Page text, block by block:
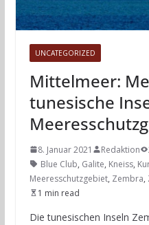
UNCATEGORIZED
Mittelmeer:
tunesische
8. Januar 2021 Redaktion
Blue Club, Galite, Kneiss,
Meeresschutzgebiet, Zembra,
1 min read
Die tunesischen Inseln